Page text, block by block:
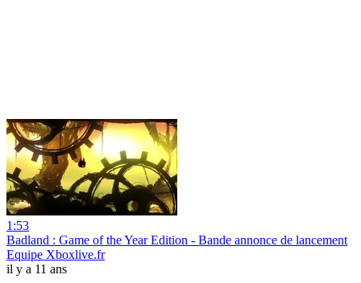
1:53
Badland : Game of the Year Edition - Bande annonce de lancement
Equipe Xboxlive.fr
il y a 11 ans